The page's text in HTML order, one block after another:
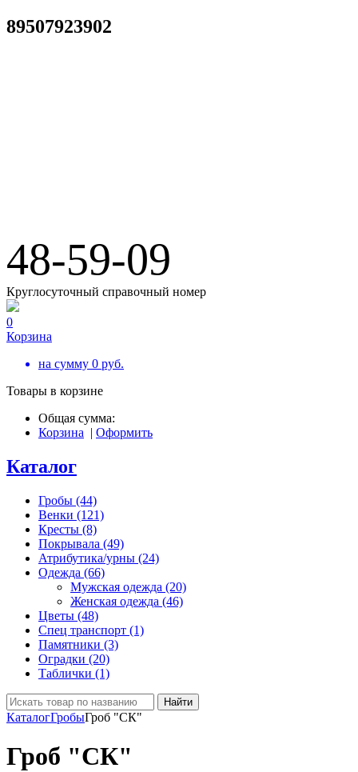
89507923902
48-59-09
Круглосуточный справочный номер
0
Корзина
на сумму 0 руб.
Товары в корзине
Общая сумма:
Корзина | Оформить
Каталог
Гробы (44)
Венки (121)
Кресты (8)
Покрывала (49)
Атрибутика/урны (24)
Одежда (66)
Мужская одежда (20)
Женская одежда (46)
Цветы (48)
Спец транспорт (1)
Памятники (3)
Оградки (20)
Таблички (1)
Найти
КаталогГробыГроб "СК"
Гроб "СК"